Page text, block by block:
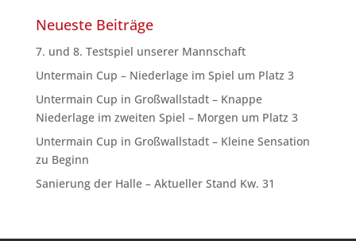
Neueste Beiträge
7. und 8. Testspiel unserer Mannschaft
Untermain Cup – Niederlage im Spiel um Platz 3
Untermain Cup in Großwallstadt – Knappe
Niederlage im zweiten Spiel – Morgen um Platz 3
Untermain Cup in Großwallstadt – Kleine Sensation
zu Beginn
Sanierung der Halle – Aktueller Stand Kw. 31